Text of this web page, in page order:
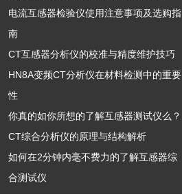
电流互感器检验仪使用注意事项及选购指
南
CT互感器分析仪的校准与精度维护技巧
HN8A变频CT分析仪在材料检测中的重要
性
你真的如你所想的了解互感器测试仪么？
CT综合分析仪的原理与结构解析
如何在2分钟内毫不费力的了解互感器综
合测试仪